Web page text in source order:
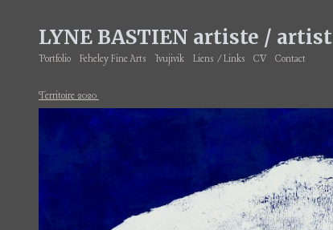
LYNE BASTIEN artiste / artist
Portfolio Feheley Fine Arts Ivujivik Liens /Links CV Contact
Territoire 2020